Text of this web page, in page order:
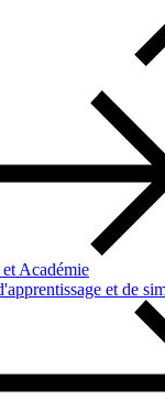
Académie
et de